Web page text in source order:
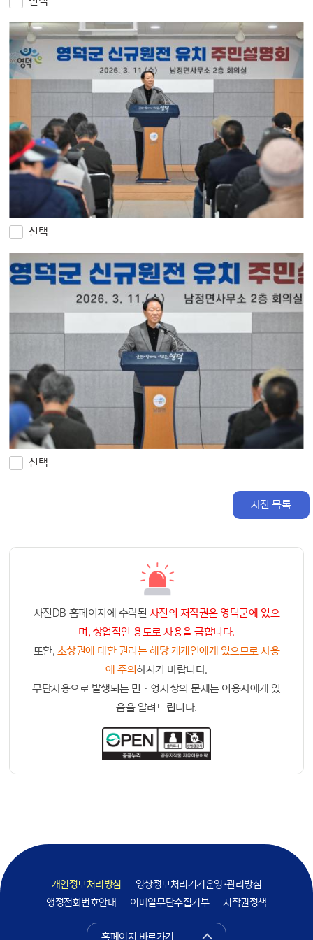
선택
선택
사진 목록
사진DB 홈페이지에 수락된 사진의 저작권은 영덕군에 있으
며, 상업적인 용도로 사용을 금합니다.
또한, 초상권에 대한 권리는 해당 개개인에게 있으므로 사용
에 주의 하시기 바랍니다.
무단사용으로 발생되는 민ㆍ형사상의 문제는 이용자에게 있
음을 알려드립니다.
개인정보처리방침
영상정보처리기기운영·관리방침
행정전화번호안내
이메일무단수집거부 저작권정책
홈페이지 바로가기